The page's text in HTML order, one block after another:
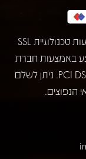
האתר מאובטח ברמת הצפנה גבוהה באמצעות טכנולוגיית SSL
באמצעות חברת
COMAX בהתאם לתקן האבטחה המחמיר PCI DSS. ניתן לשלם
הנפוצים.